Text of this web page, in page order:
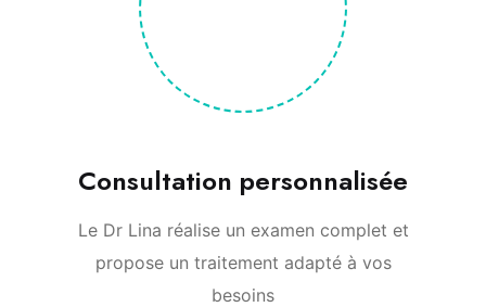
Consultation personnalisée
Le Dr Lina réalise un examen complet et
propose un traitement adapté à vos
besoins